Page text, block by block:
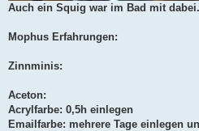
Auch ein Squig war im Bad mit
Mophus Erfahrungen:
Zinnminis:
Aceton:
Acrylfarbe: 0,5h einlegen
Emailfarbe: mehrere Tage einlegen